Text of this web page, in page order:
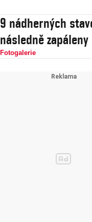
9 nádherných
následně zapáleny
Fotogalerie